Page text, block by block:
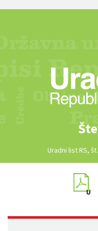
Uradni list RS,